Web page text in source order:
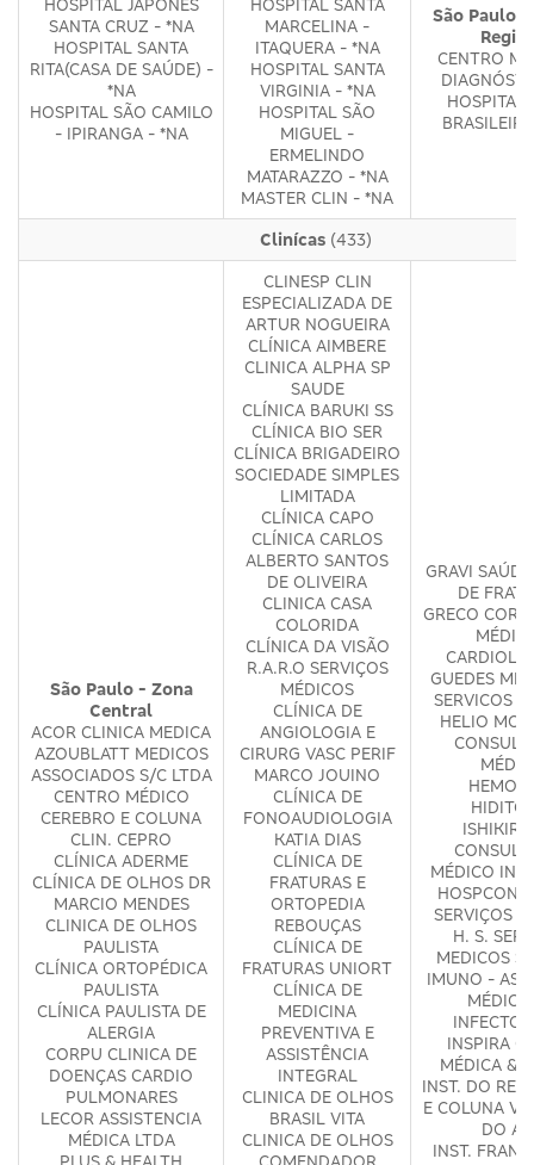
HOSPITAL JAPONÊS
SANTA CRUZ - *NA
HOSPITAL SANTA
RITA(CASA DE SAÚDE) -
*NA
HOSPITAL SÃO CAMILO
- IPIRANGA - *NA
HOSPITAL SANTA
MARCELINA -
ITAQUERA - *NA
HOSPITAL SANTA
VIRGINIA - *NA
HOSPITAL SÃO
MIGUEL -
ERMELINDO
MATARAZZO - *NA
MASTER CLIN - *NA
São Paulo
CENTRO
HOSPITAL
Clinícas (433)
São Paulo - Zona
Central
ACOR CLINICA MEDICA
AZOUBLATT MEDICOS
ASSOCIADOS S/C LTDA
CENTRO MÉDICO
CEREBRO E COLUNA
CLIN. CEPRO
CLÍNICA ADERME
CLÍNICA DE OLHOS DR
MARCIO MENDES
CLINICA DE OLHOS
PAULISTA
CLÍNICA ORTOPÉDICA
PAULISTA
CLÍNICA PAULISTA DE
ALERGIA
CORPU CLINICA DE
DOENÇAS CARDIO
PULMONARES
LECOR ASSISTENCIA
MÉDICA LTDA
CLINESP CLIN
ESPECIALIZADA DE
ARTUR NOGUEIRA
CLÍNICA AIMBERE
CLINICA ALPHA SP
SAUDE
CLÍNICA BARUKI SS
CLÍNICA BIO SER
CLÍNICA BRIGADEIRO
SOCIEDADE SIMPLES
LIMITADA
CLÍNICA CAPO
CLÍNICA CARLOS
ALBERTO SANTOS
DE OLIVEIRA
CLINICA CASA
COLORIDA
CLÍNICA DA VISÃO
R.A.R.O SERVIÇOS
MÉDICOS
CLÍNICA DE
ANGIOLOGIA E
CIRURG VASC PERIF
MARCO JOUINO
CLÍNICA DE
FONOAUDIOLOGIA
KATIA DIAS
CLÍNICA DE
FRATURAS E
ORTOPEDIA
REBOUÇAS
CLÍNICA DE
FRATURAS UNIORT
CLÍNICA DE
MEDICINA
PREVENTIVA E
ASSISTÊNCIA
INTEGRAL
CLINICA DE OLHOS
BRASIL VITA
CLINICA DE OLHOS
GRAVI
DE
GRECO COR
GUEDES
SERVICOS
HELIO
MÉDICO
SERVIÇOS
H. S.
MEDICOS
IMUNO -
MÉDICA
INSPIRA
MÉDICA &
INST. DO
E COLUNA
DO
INST.